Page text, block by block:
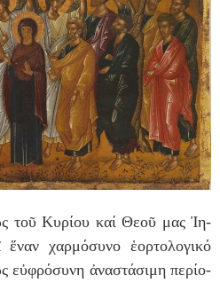
τοῦ Κυ­ρί­ου καί Θε­οῦ μαςἸ­η­
ἕ­νανχαρ­μό­συ­νο ἑ­ορ­το­λο­γι­κό
εὐ­φρό­συ­νη ἀ­να­στά­σι­μηπε­ρί­ο­